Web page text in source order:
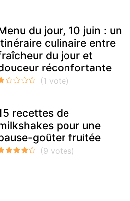
du jour, 10 juin : un
culinaire entre
du jour et
réconfortante
recettes de
pour une
goûter fruitée